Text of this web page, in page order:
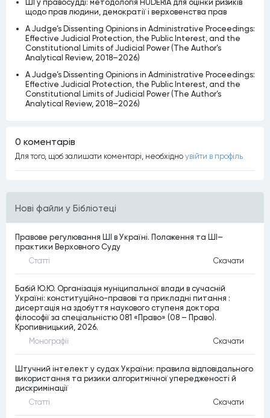
Нові файли у Бібліотеці
Правове регулювання ШІ в Україні. Положення та ШІ–
практики Верховного Суду
Статтi Скачати
Бабій Ю.Ю. Організація муніципальної влади в сучасній
Україні: конституційно-правові та прикладні питання :
дисертація на здобуття наукового ступеня доктора
філософії за спеціальністю 081 «Право» (08 – Право).
Кропивницький, 2026.
Монографiї Скачати
Штучний інтелект у судах України: правила відповідального
використання та ризики алгоритмічної упередженості й
дискримінації
Статтi Скачати
щодо прав людини, демократії і верховенства прав
A Judge’s Dissenting Opinions in Administrative Proceedings:
Effective Judicial Protection, the Public Interest, and the
Constitutional Limits of Judicial Power (The Author’s
Analytical Review, 2018–2026)
A Judge’s Dissenting Opinions in Administrative Proceedings:
Effective Judicial Protection, the Public Interest, and the
Constitutional Limits of Judicial Power (The Author’s
Analytical Review, 2018–2026)
0 коментарiв
Для того, щоб залишати коментарi, необхiдно увiйти в профiль